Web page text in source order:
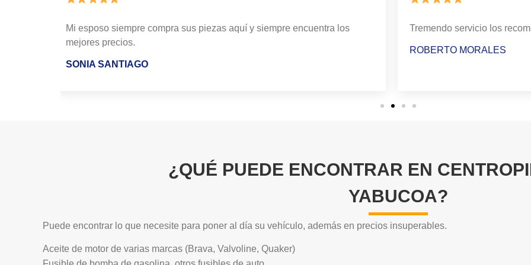
Tremendo servicio los recomiendo son los mejores.
ROBERTO MORALES
Muy bueno el trato
ANNE VÁZQUEZ
¿QUÉ PUEDE ENCONTRAR EN
YABUCOA?
Puede encontrar lo que necesite para poner al día su vehículo, además en precios insuperables.
Aceite de motor de varias marcas (Brava, Valvoline, Quaker)